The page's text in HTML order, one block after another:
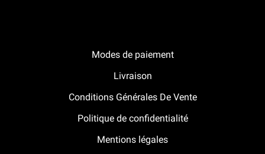
Modes de paiement
Livraison
Conditions Générales De Vente
Politique de confidentialité
Mentions légales